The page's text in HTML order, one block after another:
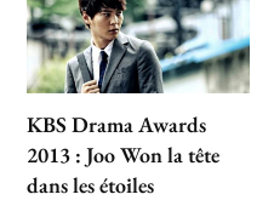
KBS Drama Awards
2013 : Joo Won la tête
dans les étoiles